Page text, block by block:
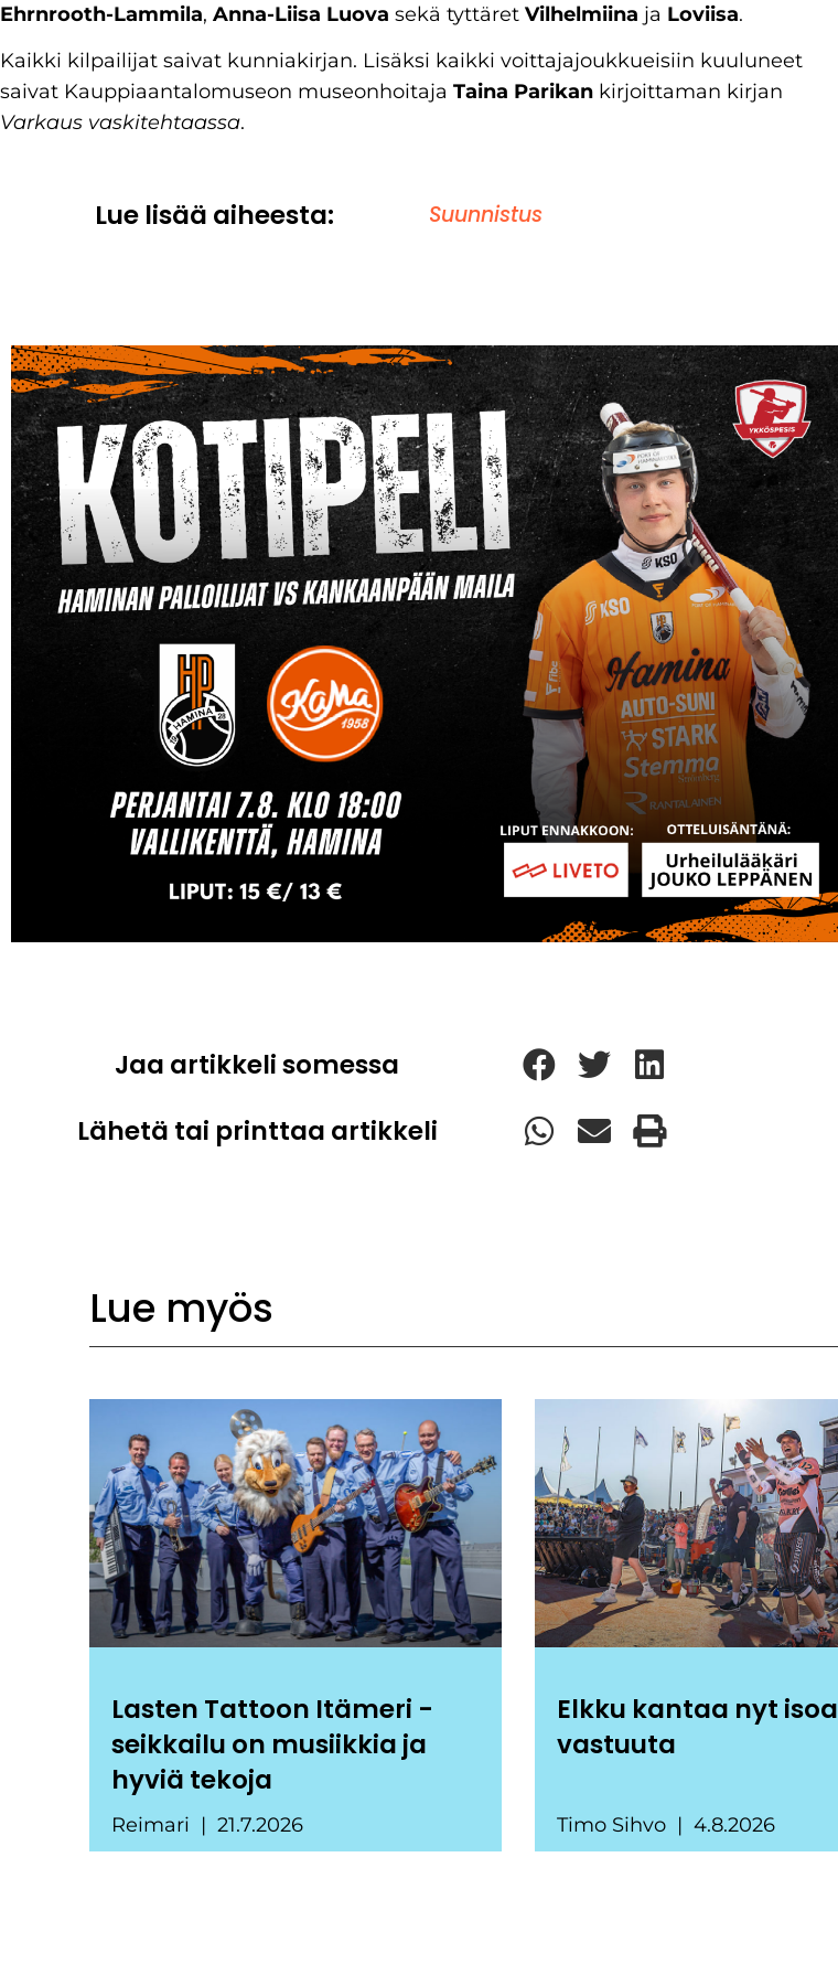
Ehrnrooth-Lammila, Anna-Liisa Luova sekä tyttäret Vilhelmiina ja Loviisa.
Kaikki kilpailijat saivat kunniakirjan. Lisäksi kaikki voittajajoukkueisiin kuuluneet
saivat Kauppiaantalomuseon museonhoitaja Taina Parikan kirjoittaman kirjan
Varkaus vaskitehtaassa.
Lue lisää aiheesta: Suunnistus
Jaa artikkeli somessa
Lähetä tai printtaa artikkeli
Lue myös
Lasten Tattoon Itämeri -
seikkailu on musiikkia ja
hyviä tekoja
Reimari 21.7.2026
Elkku kantaa nyt isoa
vastuuta
Timo Sihvo 4.8.2026